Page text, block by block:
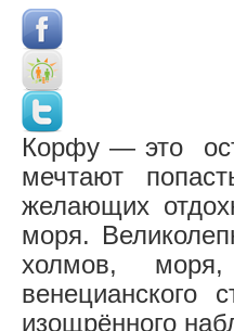
Корфу — это
мечтают
желающих
моря.
холмов, моря,
венецианского
изощрённого